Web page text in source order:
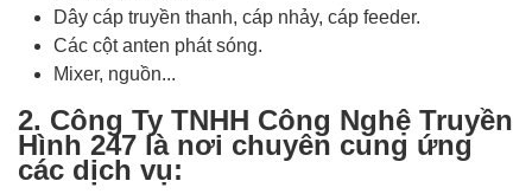
Dây cáp truyền thanh, cáp nhảy, cáp feeder.
Các cột anten phát sóng.
Mixer, nguồn...
2. Công Ty TNHH Công Nghệ Truyền
Hình 247 là nơi chuyên cung ứng
các dịch vụ: